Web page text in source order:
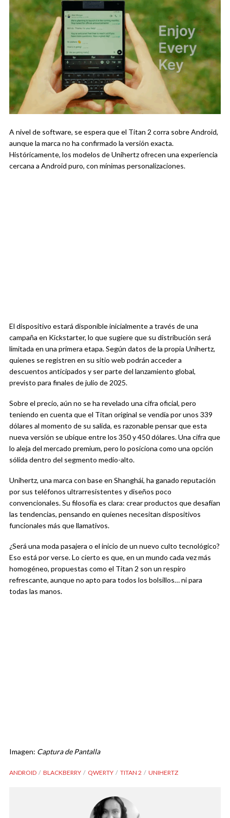
A nivel de software, se espera que el Titan 2 corra sobre Android,
aunque la marca no ha confirmado la versión exacta.
Históricamente, los modelos de Unihertz ofrecen una experiencia
cercana a Android puro, con mínimas personalizaciones.
El dispositivo estará disponible inicialmente a través de una
campaña en Kickstarter, lo que sugiere que su distribución será
limitada en una primera etapa. Según datos de la propia Unihertz,
quienes se registren en su sitio web podrán acceder a
descuentos anticipados y ser parte del lanzamiento global,
previsto para finales de julio de 2025.
Sobre el precio, aún no se ha revelado una cifra oficial, pero
teniendo en cuenta que el Titan original se vendía por unos 339
dólares al momento de su salida, es razonable pensar que esta
nueva versión se ubique entre los 350 y 450 dólares. Una cifra que
lo aleja del mercado premium, pero lo posiciona como una opción
sólida dentro del segmento medio-alto.
Unihertz, una marca con base en Shanghái, ha ganado reputación
por sus teléfonos ultrarresistentes y diseños poco
convencionales. Su filosofía es clara: crear productos que desafían
las tendencias, pensando en quienes necesitan dispositivos
funcionales más que llamativos.
¿Será una moda pasajera o el inicio de un nuevo culto tecnológico?
Eso está por verse. Lo cierto es que, en un mundo cada vez más
homogéneo, propuestas como el Titan 2 son un respiro
refrescante, aunque no apto para todos los bolsillos… ni para
todas las manos.
Imagen: Captura de Pantalla
ANDROID BLACKBERRY QWERTY TITAN 2 UNIHERTZ